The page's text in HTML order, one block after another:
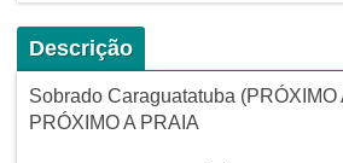
Descrição
Sobrado Caraguatatuba (PRÓXIMO
PRÓXIMO A PRAIA